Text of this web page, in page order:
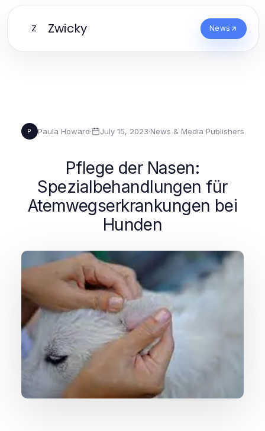
Z Zwicky News
P Paula Howard· July 15, 2023·News & Media Publishers
Pflege der Nasen:
Spezialbehandlungen für
Atemwegserkrankungen bei
Hunden